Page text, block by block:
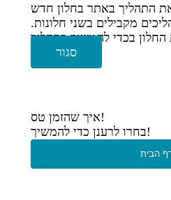
מקבילים בשני חלונות.
סגור
איך שהזמן טס!
בחרו לרענן כדי להמשיך!
הבית